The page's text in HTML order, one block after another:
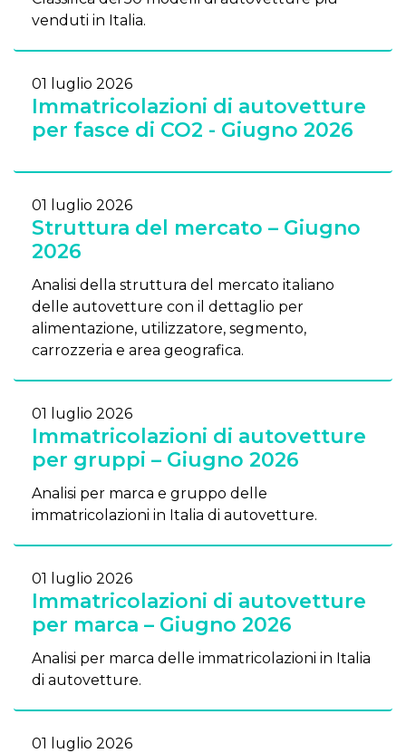
venduti in Italia.
01 luglio 2026
Immatricolazioni di autovetture
per fasce di CO2 - Giugno 2026
01 luglio 2026
Struttura del mercato – Giugno
2026
Analisi della struttura del mercato italiano
delle autovetture con il dettaglio per
alimentazione, utilizzatore, segmento,
carrozzeria e area geografica.
01 luglio 2026
Immatricolazioni di autovetture
per gruppi – Giugno 2026
Analisi per marca e gruppo delle
immatricolazioni in Italia di autovetture.
01 luglio 2026
Immatricolazioni di autovetture
per marca – Giugno 2026
Analisi per marca delle immatricolazioni in Italia
di autovetture.
01 luglio 2026